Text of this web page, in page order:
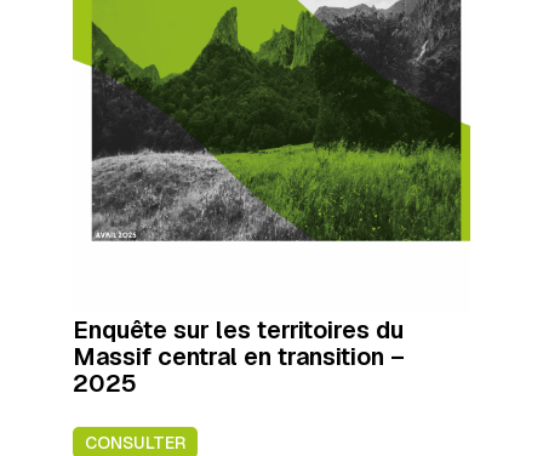
Enquête sur les territoires du
Massif central en transition –
2025
CONSULTER